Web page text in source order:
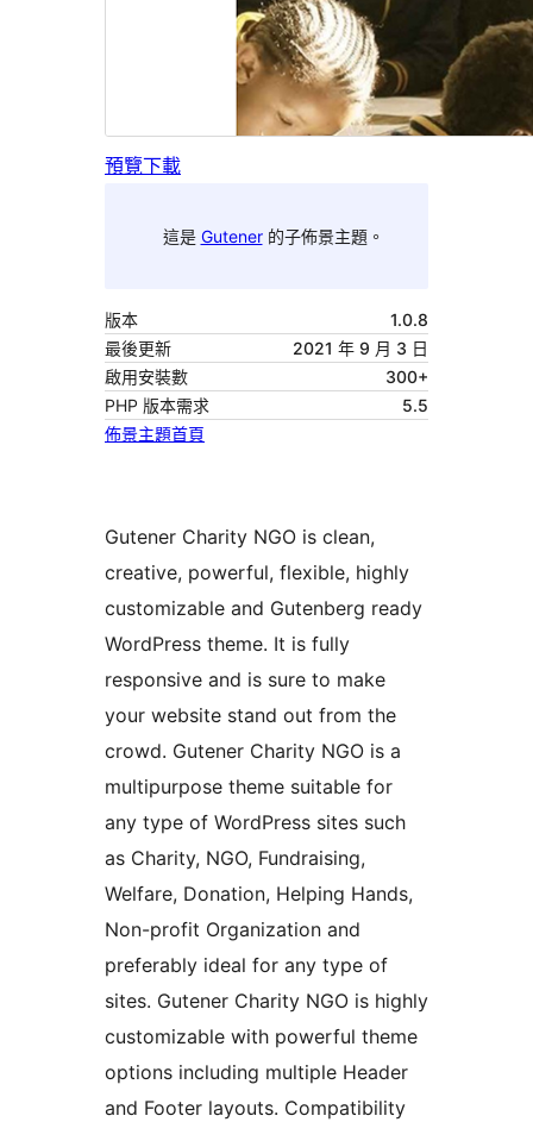
預覽下載
這是 Gutener的子佈景主題。
版本
1.0.8
最後更新
2021 年 9 月 3 日
啟用安裝數
300+
PHP 版本需求
5.5
佈景主題首頁
Gutener Charity NGO is clean,
creative, powerful, flexible, highly
customizable and Gutenberg ready
WordPress theme. It is fully
responsive and is sure to make
your website stand out from the
crowd. Gutener Charity NGO is a
multipurpose theme suitable for
any type of WordPress sites such
as Charity, NGO, Fundraising,
Welfare, Donation, Helping Hands,
Non-profit Organization and
preferably ideal for any type of
sites. Gutener Charity NGO is highly
customizable with powerful theme
options including multiple Header
and Footer layouts. Compatibility